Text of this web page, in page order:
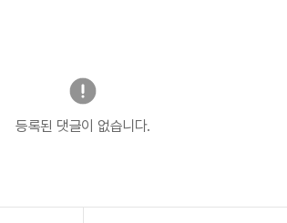
등록된 댓글이 없습니다.